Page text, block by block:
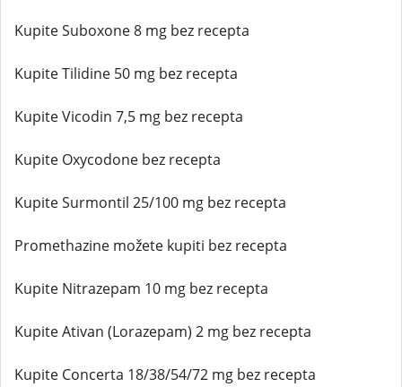
Kupite Suboxone 8 mg bez recepta
Kupite Tilidine 50 mg bez recepta
Kupite Vicodin 7,5 mg bez recepta
Kupite Oxycodone bez recepta
Kupite Surmontil 25/100 mg bez recepta
Promethazine možete kupiti bez recepta
Kupite Nitrazepam 10 mg bez recepta
Kupite Ativan (Lorazepam) 2 mg bez recepta
Kupite Concerta 18/38/54/72 mg bez recepta